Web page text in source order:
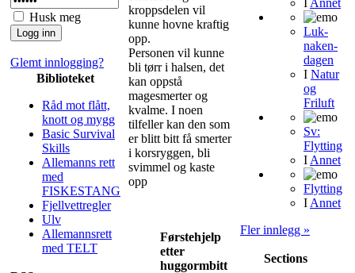
Husk meg
Glemt innlogging?
Biblioteket
Råd mot flått,
knott og mygg
Basic Survival
Skills
Allemanns rett
med
FISKESTANG
Fjellvettregler
Ulv
Allemannsrett
med TELT
kroppsdelen vil
kunne hovne kraftig
opp.
Personen vil kunne
bli tørr i halsen, det
kan oppstå
magesmerter og
kvalme. I noen
tilfeller kan den som
er blitt bitt få smerter
i korsryggen, bli
svimmel og kaste
opp
Førstehjelp
etter
huggormbitt
I Annet
Luk-
naken-
dagen
I Natur
og
Friluft
Sv:
Flytting
I Annet
Flytting
I Annet
Fler innlegg »
Sections